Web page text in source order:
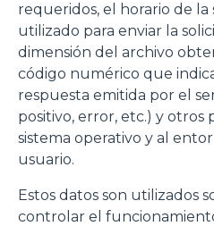
requeridos, el horario de
utilizado para enviar la
dimensión del archivo
código numérico que
respuesta emitida por el
positivo, error, etc.) y otros
sistema operativo y al
usuario.
Estos datos son utilizados
controlar el